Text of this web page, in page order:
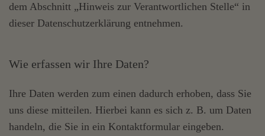
dem Abschnitt „Hinweis zur Verantwortlichen Stelle“ in
dieser Datenschutzerklärung entnehmen.
Wie erfassen wir Ihre Daten?
Ihre Daten werden zum einen dadurch erhoben, dass Sie
uns diese mitteilen. Hierbei kann es sich z. B. um Daten
handeln, die Sie in ein Kontaktformular eingeben.